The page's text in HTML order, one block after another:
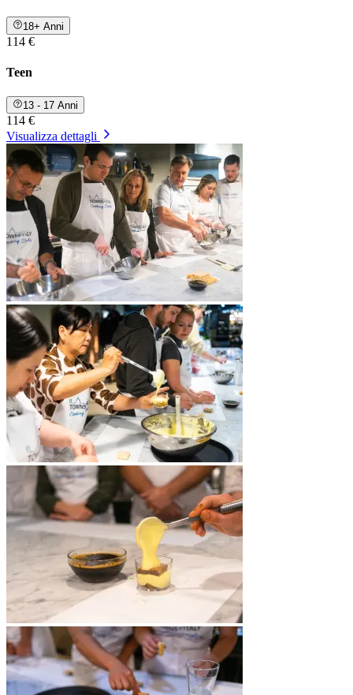
18+ Anni
114 €
Teen
13 - 17 Anni
114 €
Visualizza dettagli